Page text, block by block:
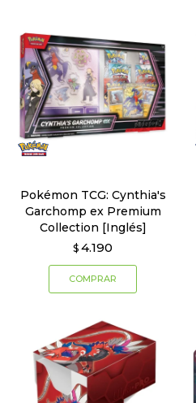
Pokémon TCG: Cynthia's
Garchomp ex Premium
Collection [Inglés]
$ 4.190